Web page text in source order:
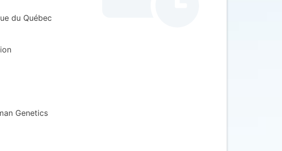
du Québec
Genetics